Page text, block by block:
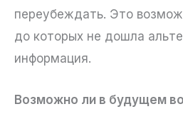
переубеждать. Это
до которых не дошла
информация.
Возможно ли в будущем